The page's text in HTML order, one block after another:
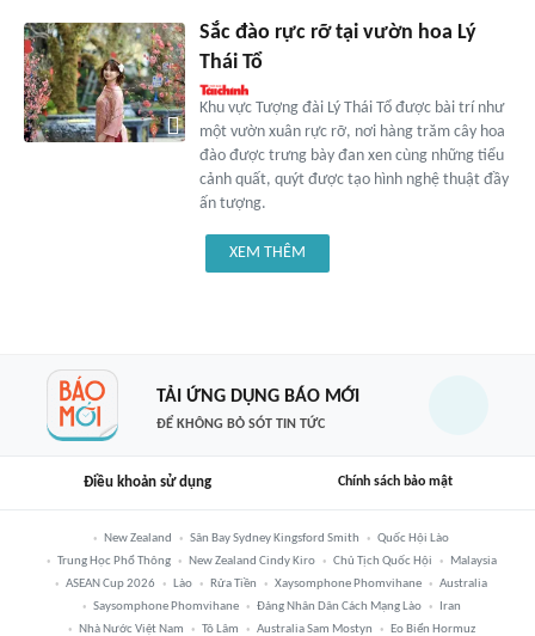
Sắc đào rực rỡ tại vườn hoa Lý
Thái Tổ
Khu vực Tượng đài Lý Thái Tổ được bài trí như
một vườn xuân rực rỡ, nơi hàng trăm cây hoa
đào được trưng bày đan xen cùng những tiểu
cảnh quất, quýt được tạo hình nghệ thuật đầy
ấn tượng.
XEM THÊM
TẢI ỨNG DỤNG BÁO MỚI
ĐỂ KHÔNG BỎ SÓT TIN TỨC
Điều khoản sử dụng Chính sách bảo mật
New Zealand Sân Bay Sydney Kingsford Smith
Quốc Hội Lào
Trung Học Phổ Thông
New Zealand Cindy Kiro Chủ Tịch Quốc Hội
Malaysia
ASEAN Cup 2026
Lào Rửa Tiền Xaysomphone Phomvihane
Australia
Saysomphone Phomvihane
Đảng Nhân Dân Cách Mạng Lào
Iran
Nhà Nước Việt Nam
Tô Lâm Australia Sam Mostyn Eo Biển Hormuz